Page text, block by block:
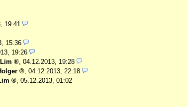
19:41
15:36
19:26
, 04.12.2013, 19:28
, 04.12.2013, 22:18
, 05.12.2013, 01:02